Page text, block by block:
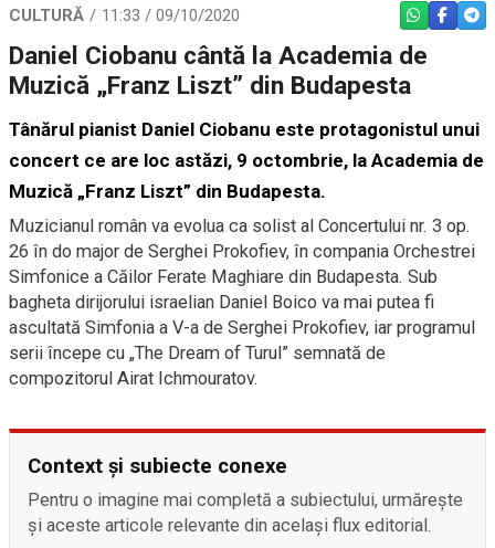
CULTURĂ 11:33 / 09/10/2020 WHATSAPP
Daniel Ciobanu cântă la Academia de
Muzică „Franz Liszt” din Budapesta
Tânărul pianist Daniel Ciobanu este protagonistul unui
concert ce are loc astăzi, 9 octombrie, la Academia de
Muzică „Franz Liszt” din Budapesta.
Muzicianul român va evolua ca solist al Concertului nr. 3 op.
26 în do major de Serghei Prokofiev, în compania Orchestrei
Simfonice a Căilor Ferate Maghiare din Budapesta. Sub
bagheta dirijorului israelian Daniel Boico va mai putea fi
ascultată Simfonia a V-a de Serghei Prokofiev, iar programul
serii începe cu „The Dream of Turul” semnată de
compozitorul Airat Ichmouratov.
Context și subiecte conexe
Pentru o imagine mai completă a subiectului, urmărește
și aceste articole relevante din același flux editorial.